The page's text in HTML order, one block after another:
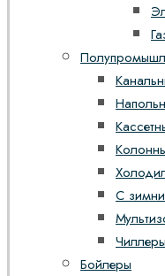
С
Бойлеры